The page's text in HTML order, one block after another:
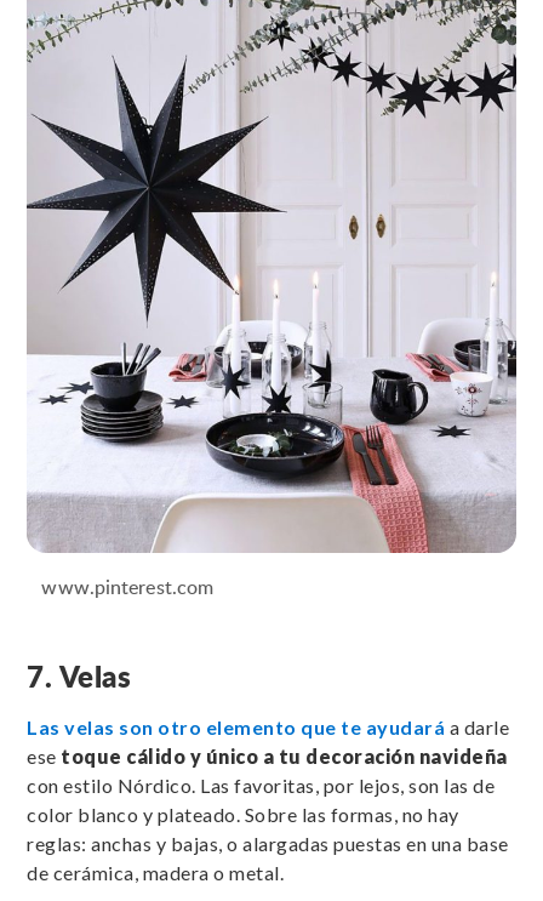
www.pinterest.com
7. Velas
Las velas son otro elemento que te ayudará a darle
ese toque cálido y único a tu decoración navideña
con estilo Nórdico. Las favoritas, por lejos, son las de
color blanco y plateado. Sobre las formas, no hay
reglas: anchas y bajas, o alargadas puestas en una base
de cerámica, madera o metal.